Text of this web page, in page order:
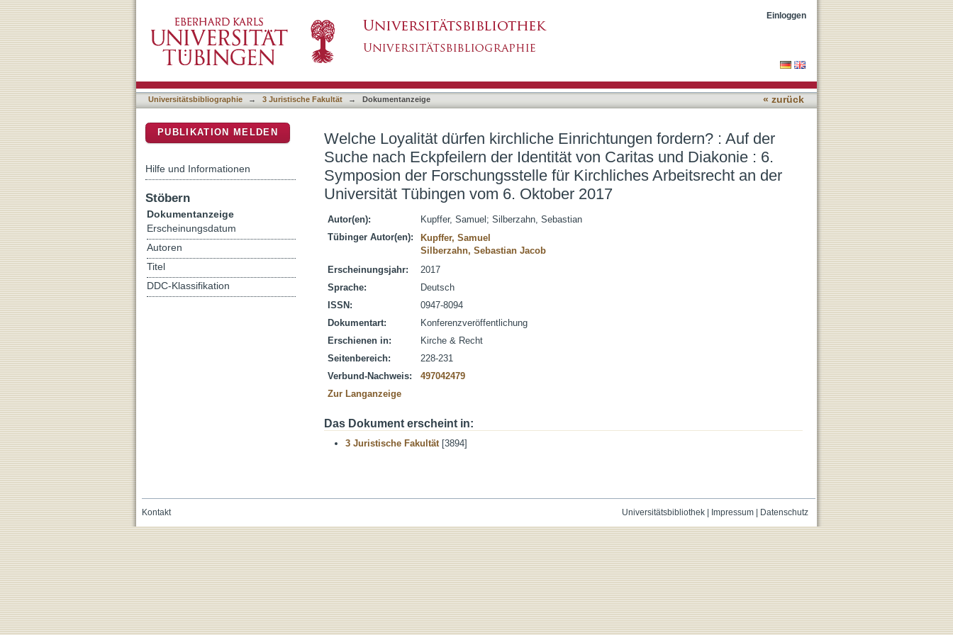
Welche Loyalität dürfen kirchliche Einrichtungen fordern? : Auf der Suche nach Eckpfeilern der
Identität von Caritas und Diakonie : 6. Symposion der Forschungsstelle für Kirchliches Arbeitsrecht
an der Universität Tübingen vom 6. Oktober 2017
Einloggen
Universitätsbibliographie → 3 Juristische Fakultät → Dokumentanzeige « zurück
Welche Loyalität dürfen kirchliche Einrichtungen fordern? : Auf der
Suche nach Eckpfeilern der Identität von Caritas und Diakonie : 6.
Symposion der Forschungsstelle für Kirchliches Arbeitsrecht an der
Universität Tübingen vom 6. Oktober 2017
Autor(en): Kupffer, Samuel ; Silberzahn, Sebastian
Tübinger Autor(en):
Kupffer, Samuel
Silberzahn, Sebastian Jacob
Erscheinungsjahr:
2017
Sprache:
Deutsch
ISSN:
0947-8094
Dokumentart:
Konferenzveröffentlichung
Erschienen in:
Kirche & Recht
Seitenbereich:
228-231
Verbund-Nachweis:
497042479
Zur Langanzeige
Das Dokument erscheint in:
3 Juristische Fakultät[3894]
PUBLIKATION MELDEN
Hilfe und Informationen
Stöbern
Dokumentanzeige
Erscheinungsdatum
Autoren
Titel
DDC-Klassifikation
Universitätsbibliothek| Impressum| Datenschutz
Kontakt